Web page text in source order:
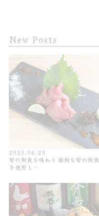
New Posts
2025.06.25
旬の鮮魚を味わう 新鮮な旬の鮮魚
を使用し…